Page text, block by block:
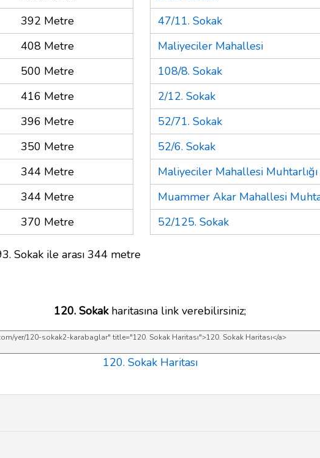
392 Metre
408 Metre
500 Metre
416 Metre
396 Metre
350 Metre
344 Metre
344 Metre
370 Metre
Sokak ile arası 344 metre
47/11. Sokak
Maliyeciler Mahallesi
108/8. Sokak
2/12. Sokak
52/71. Sokak
52/6. Sokak
Maliyeciler Mahallesi Muhtarlığı
Muammer Akar Mahallesi
52/125. Sokak
120. Sokakharitasına link verebilirsiniz;
120. Sokak Haritası